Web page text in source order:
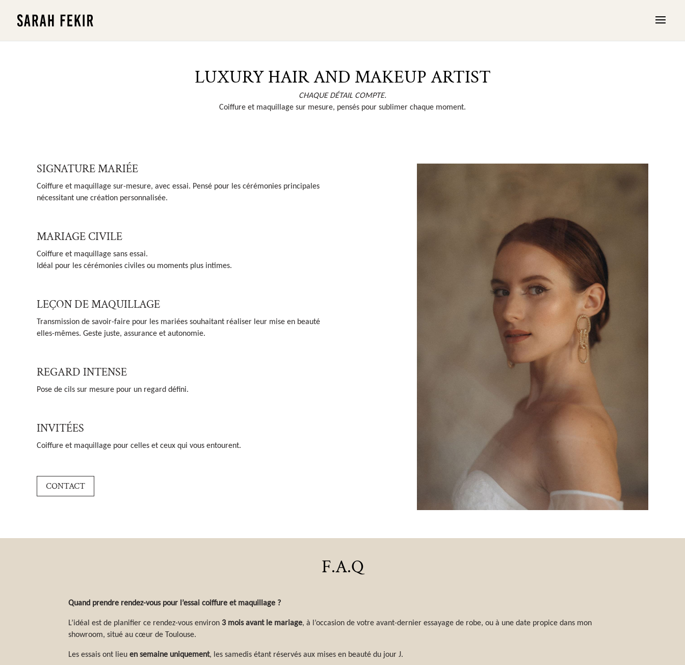
LUXURY HAIR AND MAKEUP ARTIST
CHAQUE DÉTAIL COMPTE.
Coiffure et maquillage sur mesure, pensés pour sublimer chaque moment.
SIGNATURE MARIÉE
Coiffure et maquillage sur-mesure, avec essai. Pensé pour les cérémonies principales
nécessitant une création personnalisée.
MARIAGE CIVILE
Coiffure et maquillage sans essai.
Idéal pour les cérémonies civiles ou moments plus intimes.
LEÇON DE MAQUILLAGE
Transmission de savoir-faire pour les mariées souhaitant réaliser leur mise en beauté
elles-mêmes. Geste juste, assurance et autonomie.
REGARD INTENSE
Pose de cils sur mesure pour un regard défini.
INVITÉES
Coiffure et maquillage pour celles et ceux qui vous entourent.
CONTACT
F.A.Q
Quand prendre rendez-vous pour l’essai coiffure et maquillage ?
L’idéal est de planifier ce rendez-vous environ 3 mois avant le mariage, à l’occasion de votre avant-dernier essayage de robe, ou à une date propice dans mon
showroom, situé au cœur de Toulouse.
Les essais ont lieuen semaine uniquement, les samedis étant réservés aux mises en beauté du jour J.